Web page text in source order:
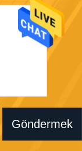
Göndermek